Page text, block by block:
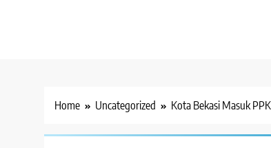
Home Uncategorized Kota Bekasi Masuk